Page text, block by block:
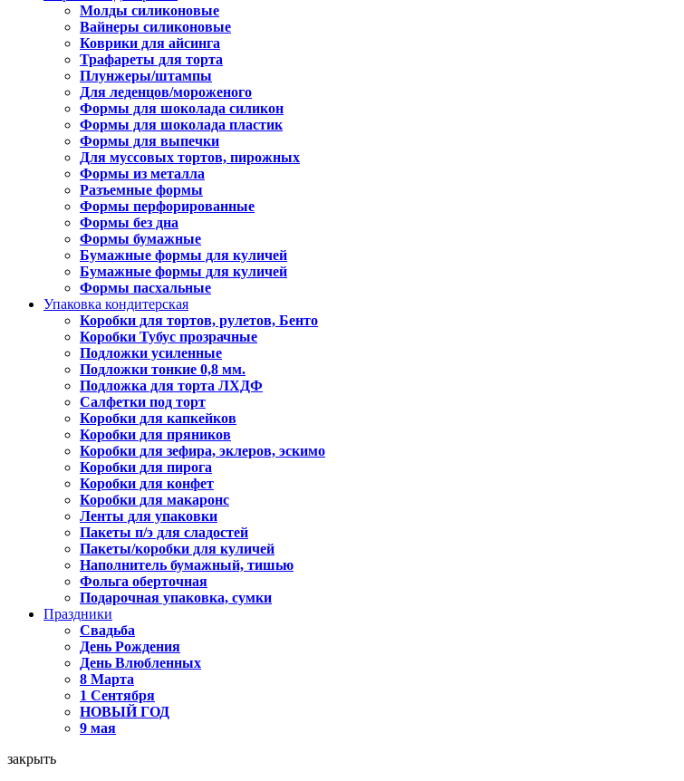
Молды силиконовые
Вайнеры силиконовые
Коврики для айсинга
Трафареты для торта
Плунжеры/штампы
Для леденцов/мороженого
Формы для шоколада силикон
Формы для шоколада пластик
Формы для выпечки
Для муссовых тортов, пирожных
Формы из металла
Разъемные формы
Формы перфорированные
Формы без дна
Формы бумажные
Бумажные формы для куличей
Бумажные формы для куличей
Формы пасхальные
Упаковка кондитерская
Коробки для тортов, рулетов, Бенто
Коробки Тубус прозрачные
Подложки усиленные
Подложки тонкие 0,8 мм.
Подложка для торта ЛХДФ
Салфетки под торт
Коробки для капкейков
Коробки для пряников
Коробки для зефира, эклеров, эскимо
Коробки для пирога
Коробки для конфет
Коробки для макаронс
Ленты для упаковки
Пакеты п/э для сладостей
Пакеты/коробки для куличей
Наполнитель бумажный, тишью
Фольга оберточная
Подарочная упаковка, сумки
Праздники
Свадьба
День Рождения
День Влюбленных
8 Марта
1 Сентября
НОВЫЙ ГОД
9 мая
закрыть